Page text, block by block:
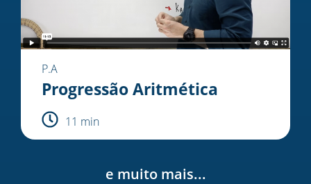
P.A
Progressão Aritmética
11 min
e muito mais...